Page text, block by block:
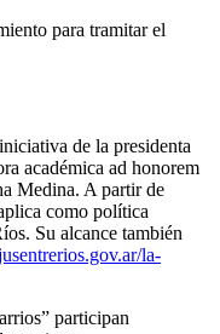
para tramitar el
de la presidenta
académica ad honorem
Medina. A partir de
como política
Su alcance también
la-
participan